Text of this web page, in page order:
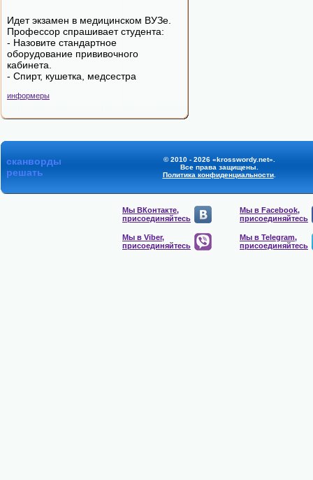
Идет экзамен в медицинском ВУЗе.
Профессор спрашивает студента:
- Назовите стандартное
оборудование прививочного
кабинета.
- Спирт, кушетка, медсестра
информеры
сканворды
решать
© 2010 - 2026 «krosswordy.net».
Все права защищены.
Политика конфиденциальности.
Мы ВКонтакте,
присоединяйтесь
Мы в Facebook,
присоединяйтесь
Мы в Viber,
присоединяйтесь
Мы в Telegram,
присоединяйтесь